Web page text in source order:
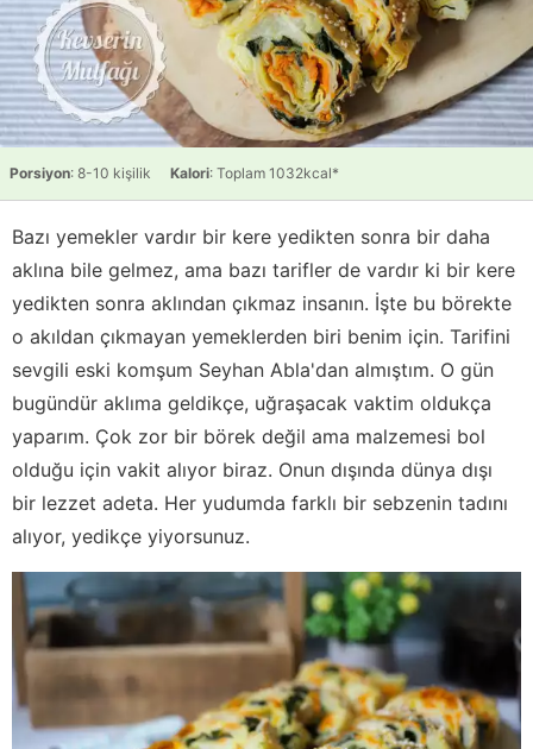
Porsiyon: 8-10 kişilik Kalori: Toplam 1032kcal*
Bazı yemekler vardır bir kere yedikten sonra bir daha
aklına bile gelmez, ama bazı tarifler de vardır ki bir kere
yedikten sonra aklından çıkmaz insanın. İşte bu börekte
o akıldan çıkmayan yemeklerden biri benim için. Tarifini
sevgili eski komşum Seyhan Abla'dan almıştım. O gün
bugündür aklıma geldikçe, uğraşacak vaktim oldukça
yaparım. Çok zor bir börek değil ama malzemesi bol
olduğu için vakit alıyor biraz. Onun dışında dünya dışı
bir lezzet adeta. Her yudumda farklı bir sebzenin tadını
alıyor, yedikçe yiyorsunuz.